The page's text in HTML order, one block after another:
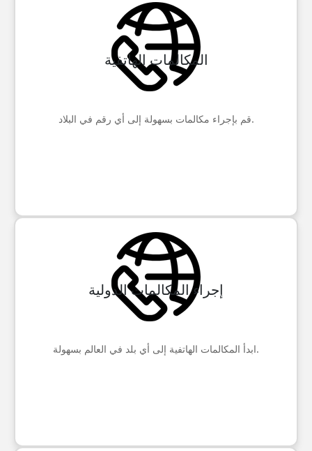
المكالمات الهاتفية
قم بإجراء مكالمات بسهولة إلى أي رقم في البلاد.
إجراء المكالمات الدولية
ابدأ المكالمات الهاتفية إلى أي بلد في العالم بسهولة.